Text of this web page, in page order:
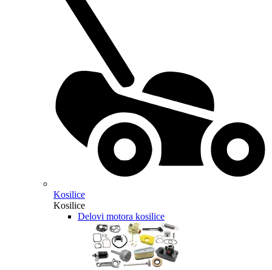
Kosilice
Kosilice
Delovi motora kosilice